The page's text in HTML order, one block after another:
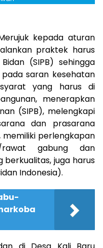
kepada aturan
praktek harus
(SIPB) sehingga
saran kesehatan
yang harus di
menerapkan
(SIPB), melengkapi
dan prasarana
memiliki perlengkapan
rawat gabung dan
juga harus
Indonesia).